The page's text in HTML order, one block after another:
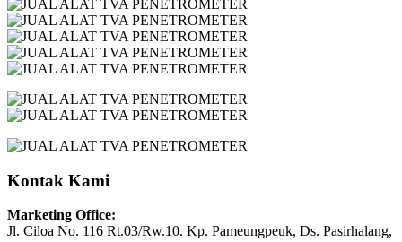
Kontak Kami
Marketing Office:
Jl. Ciloa No. 116 Rt.03/Rw.10. Kp. Pameungpeuk, Ds. Pasirhalang,